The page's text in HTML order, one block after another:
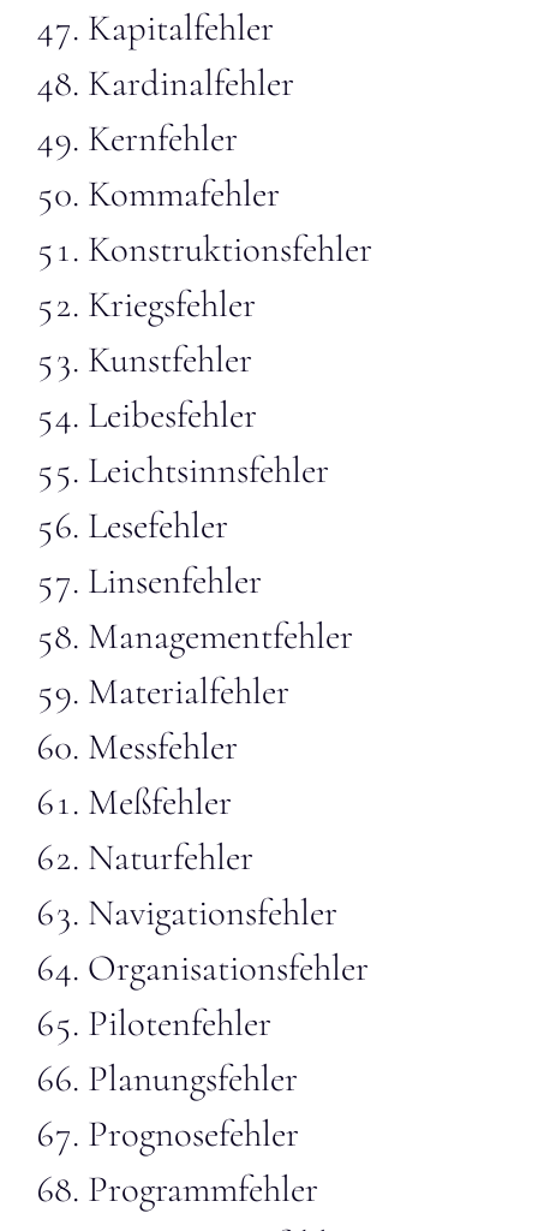
Kapitalfehler
Kardinalfehler
Kernfehler
Kommafehler
Konstruktionsfehler
Kriegsfehler
Kunstfehler
Leibesfehler
Leichtsinnsfehler
Lesefehler
Linsenfehler
Managementfehler
Materialfehler
Messfehler
Meßfehler
Naturfehler
Navigationsfehler
Organisationsfehler
Pilotenfehler
Planungsfehler
Prognosefehler
Programmfehler